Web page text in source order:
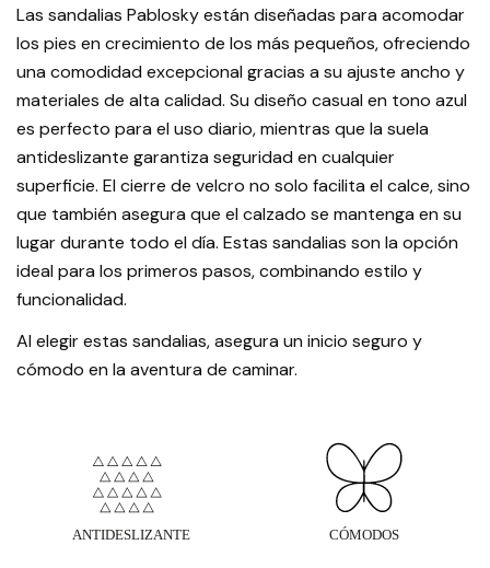
Las sandalias Pablosky están diseñadas para acomodar
los pies en crecimiento de los más pequeños, ofreciendo
una comodidad excepcional gracias a su ajuste ancho y
materiales de alta calidad. Su diseño casual en tono azul
es perfecto para el uso diario, mientras que la suela
antideslizante garantiza seguridad en cualquier
superficie. El cierre de velcro no solo facilita el calce, sino
que también asegura que el calzado se mantenga en su
lugar durante todo el día. Estas sandalias son la opción
ideal para los primeros pasos, combinando estilo y
funcionalidad.
Al elegir estas sandalias, asegura un inicio seguro y
cómodo en la aventura de caminar.